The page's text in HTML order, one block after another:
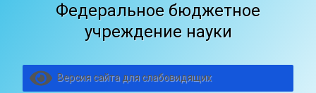
Федеральное бюджетное
учреждение науки
Версия сайта для слабовидящих